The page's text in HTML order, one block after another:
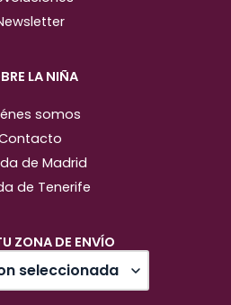
LA NIÑA
somos
de Madrid
de Tenerife
ZONA DE ENVÍO